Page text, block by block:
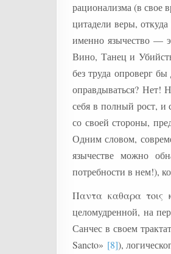
рационализма (в свое
цитадели веры,
именно язычество —
Вино, Танец и
без труда опроверг
оправдываться? Нет!
себя в полный рост, и
со своей стороны,
Одним словом,
язычестве можно
потребности в нем!),
Παντα καθαρα τοις
целомудренной, на
Санчес в своем
Sancto» [8]),